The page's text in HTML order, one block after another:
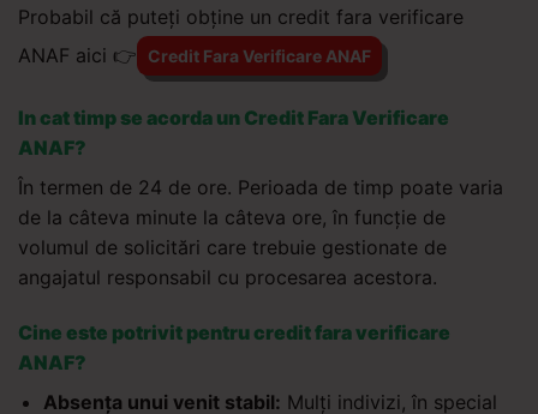
Probabil că puteți obține un credit fara verificare
ANAF aici 👉 Credit Fara Verificare ANAF
In cat timp se acorda un Credit Fara Verificare
ANAF?
În termen de 24 de ore. Perioada de timp poate varia
de la câteva minute la câteva ore, în funcție de
volumul de solicitări care trebuie gestionate de
angajatul responsabil cu procesarea acestora.
Cine este potrivit pentru credit fara verificare
ANAF?
Absența unui venit stabil: Mulți indivizi, în special